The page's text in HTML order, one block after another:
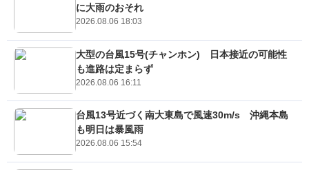
に大雨のおそれ
2026.08.06 18:03
大型の台風15号(チャンホン) 日本接近の可能性
も進路は定まらず
2026.08.06 16:11
台風13号近づく南大東島で風速30m/s 沖縄本島
も明日は暴風雨
2026.08.06 15:54